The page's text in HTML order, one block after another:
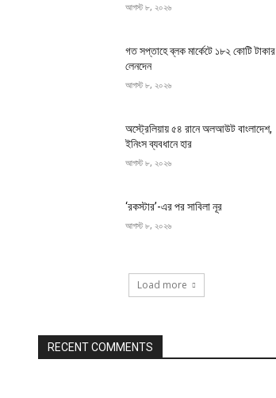
আগস্ট ৮, ২০২৬
গত সপ্তাহে ব্লক মার্কেটে ১৮২ কোটি টাকার
লেনদেন
আগস্ট ৮, ২০২৬
অস্ট্রেলিয়ায় ৫৪ রানে অলআউট বাংলাদেশ,
ইনিংস ব্যবধানে হার
আগস্ট ৮, ২০২৬
‘রকস্টার’-এর পর সাবিলা নূর
আগস্ট ৮, ২০২৬
Load more
RECENT COMMENTS